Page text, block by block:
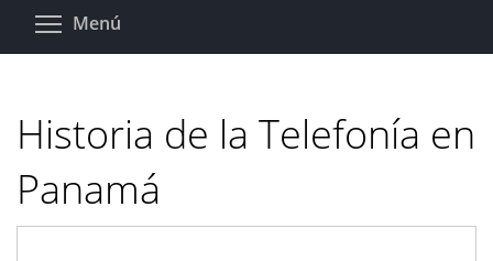
Pasar
Menú
Historia de la Telefonía en
Panamá